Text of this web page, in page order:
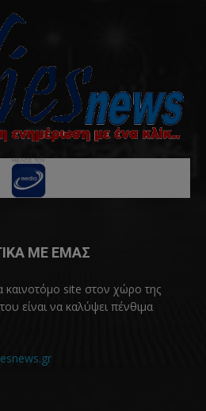
ΜΕ ΕΜΑΣ
καινοτόμο site στον χώρο της
είναι να καλύψει πένθιμα